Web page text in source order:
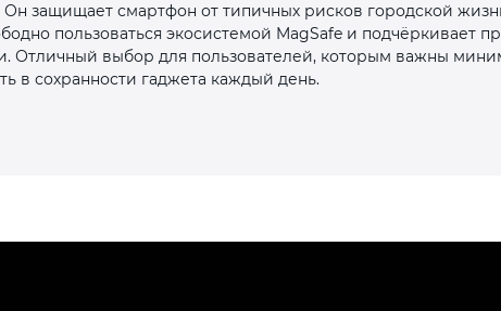
Он защищает смартфон от типичных рисков городской
пользоваться экосистемой MagSafe и подчёркивает
Отличный выбор для пользователей, которым важны
в сохранности гаджета каждый день.